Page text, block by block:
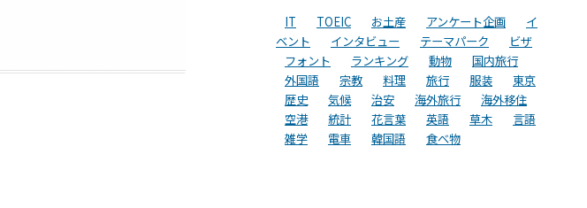
IT TOEIC お土産 アンケート企画
イ
ベント
インタビュー テーマパーク
ビザ
フォント
ランキング 動物
国内旅行
外国語
宗教 料理 旅行 服装
東京
歴史
気候 治安 海外旅行
海外移住
空港
統計 花言葉 英語 草木
言語
雑学
電車 韓国語 食べ物